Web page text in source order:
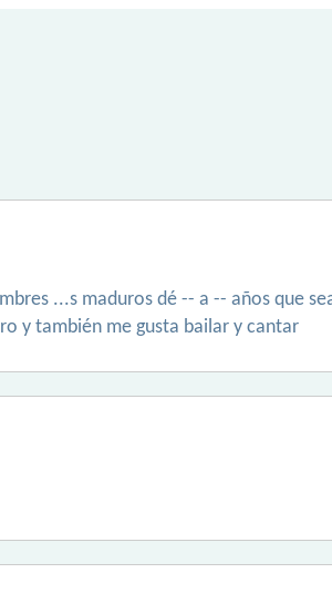
...s maduros dé -- a -- años que
y también me gusta bailar y cantar